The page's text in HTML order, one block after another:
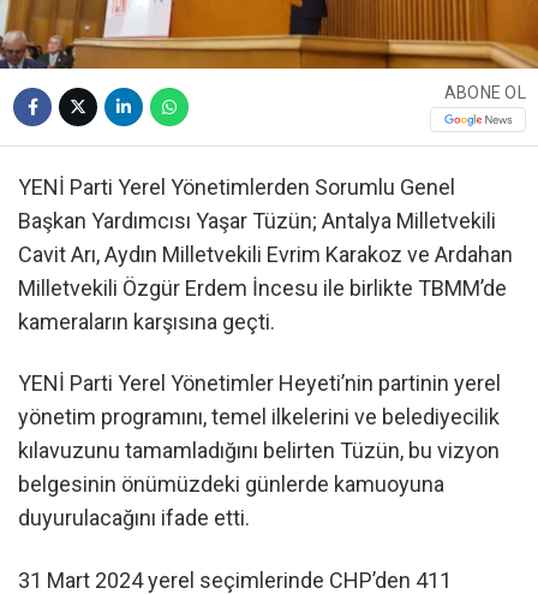
ABONE OL
YENİ Parti Yerel Yönetimlerden Sorumlu Genel
Başkan Yardımcısı Yaşar Tüzün; Antalya Milletvekili
Cavit Arı, Aydın Milletvekili Evrim Karakoz ve Ardahan
Milletvekili Özgür Erdem İncesu ile birlikte TBMM’de
kameraların karşısına geçti.
YENİ Parti Yerel Yönetimler Heyeti’nin partinin yerel
yönetim programını, temel ilkelerini ve belediyecilik
kılavuzunu tamamladığını belirten Tüzün, bu vizyon
belgesinin önümüzdeki günlerde kamuoyuna
duyurulacağını ifade etti.
31 Mart 2024 yerel seçimlerinde CHP’den 411